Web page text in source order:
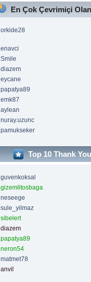
En Çok Çevrimiçi
orkide28
enavci
Smile
diazem
eycane
papatya89
emk87
aylean
nuray.uzunc
pamukseker
Top 10 Thank
guvenkoksal
gizemlitosbaga
neseege
sule_yilmaz
sibelert
diazem
papatya89
neron54
matmet78
anvil